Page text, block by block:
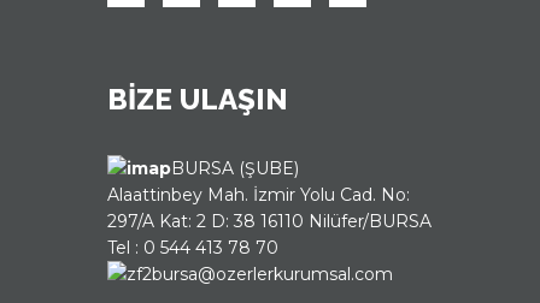
BİZE ULAŞIN
BURSA (ŞUBE)
Alaattinbey Mah. İzmir Yolu Cad. No:
297/A Kat: 2 D: 38 16110 Nilüfer/BURSA
Tel : 0 544 413 78 70
bursa@ozerlerkurumsal.com